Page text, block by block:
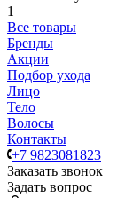
1
Все товары
Бренды
Акции
Подбор ухода
Лицо
Тело
Волосы
Контакты
+7 9823081823
Заказать звонок
Задать вопрос